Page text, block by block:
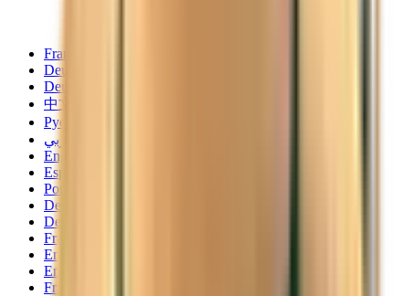
Français
Deutsch
Deutsch
中文
Русский
العربية/عربي
English
Español
Português
Deutsch
Deutsch
Français
English
English
Français